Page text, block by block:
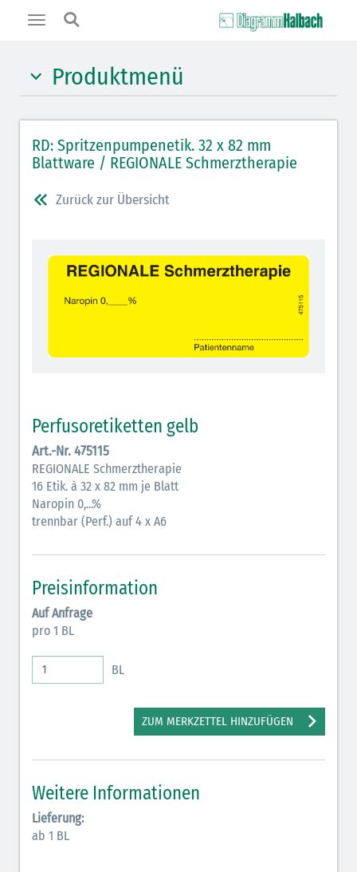
Toggle
Produktmenü
Benzodiazepine (orange)
Lokalanästhetika (grau)
Antihypertonika/Vasodilatantien (hellviolett
Verschiedene Medikamente (weiß)
Koagulantien (hellgrau/weiß schwarz schraffiert)
Bronchodilatatoren (blau-braun)
Antikonvulsiva (grau-lila)
Elektrolyte (grün-pink)
Elektrolyte Kalium (grün-blau)
Elektrolyte NaCl (grün)
Hormone Insulin (braun-gelb)
RD: Spritzenpumpenetik. 32 x 82 mm
Blattware / REGIONALE Schmerztherapie
Zurück zur Übersicht
Perfusoretiketten gelb
Art.-Nr. 475115
REGIONALE Schmerztherapie
16 Etik. à 32 x 82 mm je Blatt
Naropin 0,...%
trennbar (Perf.) auf 4 x A6
Preisinformation
Auf Anfrage
pro 1 BL
BL
ZUM MERKZETTEL HINZUFÜGEN
Weitere Informationen
Lieferung:
ab 1 BL